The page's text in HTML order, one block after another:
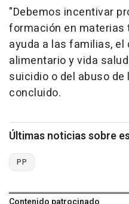
"Debemos incentivar
formación en
ayuda a las familias,
alimentario y vida
suicidio o del abuso
concluido.
Últimas noticias sobre
PP